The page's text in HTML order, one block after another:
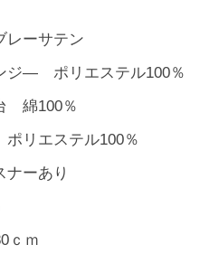
サテン
エステル100％
100％
テル100％
ーあり
ｍ